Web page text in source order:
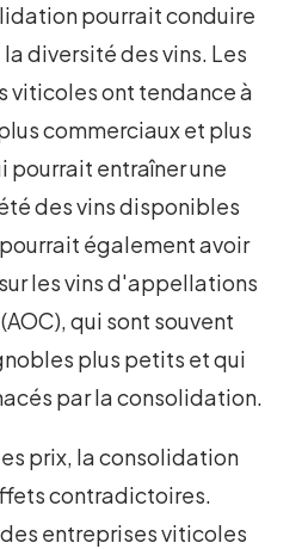
pourrait conduire
diversité des vins. Les
viticoles ont tendance à
commerciaux et plus
pourrait entraîner une
des vins disponibles
également avoir
les vins d'appellations
qui sont souvent
plus petits et qui
par la consolidation.
prix, la consolidation
contradictoires.
entreprises viticoles